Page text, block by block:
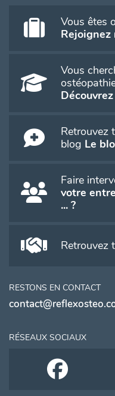
Vous êtes
Rejoignez
Vous
Retrouvez
blog Le
Faire
votre
... ?
Retrouvez
RESTONS EN CONTACT
RÉSEAUX SOCIAUX